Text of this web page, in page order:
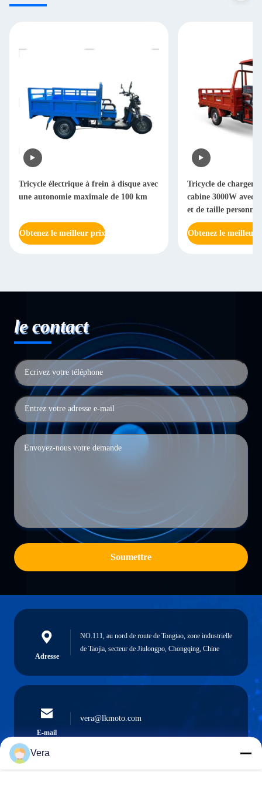
Tricycle électrique à frein à disque avec
une autonomie maximale de 100 km
Obtenez le meilleur prix
Tricycle de
cabine 3000W avec
et de taille
Obtenez le meilleur
le contact
Soumettre
Adresse
NO.111, au nord de route de Tongtao, zone industrielle
de Taojia, secteur de Jiulongpo, Chongqing, Chine
E-mail
vera@lkmoto.com
Vera